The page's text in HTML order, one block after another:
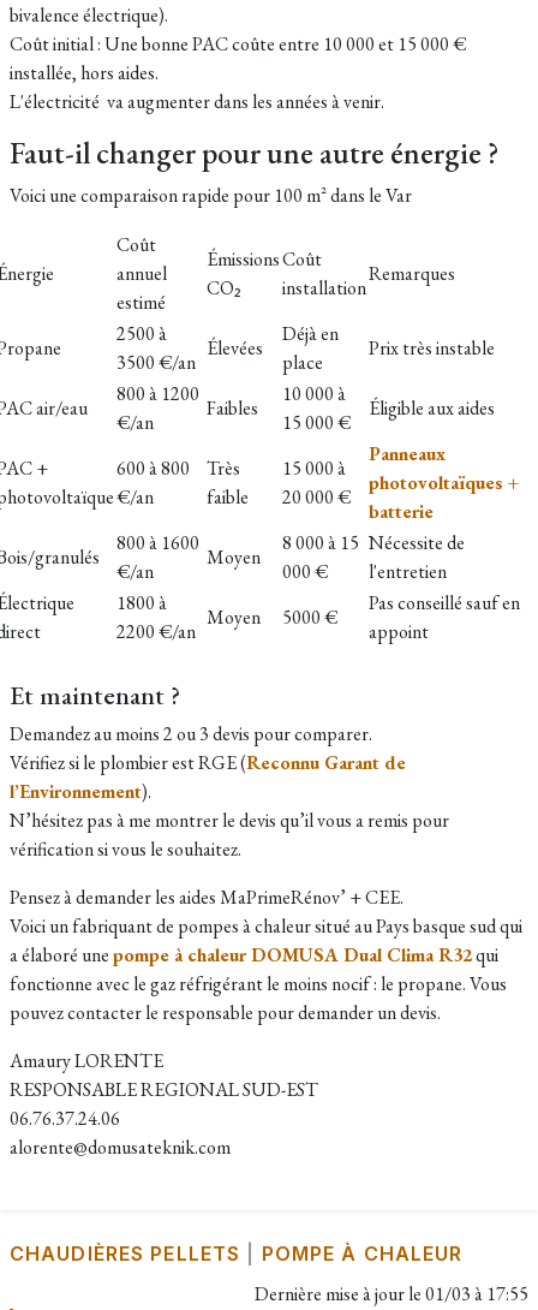
bivalence électrique).
Coût initial : Une bonne PAC coûte entre 10 000 et 15 000 €
installée, hors aides.
L'électricité va augmenter dans les années à venir.
Faut-il changer pour une autre énergie ?
Voici une comparaison rapide pour 100 m² dans le Var
Coût
annuel
estimé
Émissions
CO₂
Coût
installation
Remarques
2500 à
3500 €/an
Élevées
Déjà en
place
Prix très instable
air/eau
800 à 1200
€/an
Faibles
10 000 à
15 000 €
Éligible aux aides
+
600 à 800
€/an
Très
faible
15 000 à
20 000 €
Panneaux
photovoltaïques +
batterie
granulés
800 à 1600
€/an
Moyen
8 000 à 15
000 €
Nécessite de
l'entretien
1800 à
2200 €/an
Moyen 5000 €
Pas conseillé sauf en
appoint
Et maintenant ?
Demandez au moins 2 ou 3 devis pour comparer.
Vérifiez si le plombier est RGE (Reconnu Garant de
l’Environnement).
N’hésitez pas à me montrer le devis qu’il vous a remis pour
vérification si vous le souhaitez.
Pensez à demander les aides MaPrimeRénov’ + CEE.
Voici un fabriquant de pompes à chaleur situé au Pays basque sud qui
a élaboré unepompe à chaleur DOMUSA Dual Clima R32qui
fonctionne avec le gaz réfrigérant le moins nocif : le propane. Vous
pouvez contacter le responsable pour demander un devis.​
Amaury LORENTE
RESPONSABLE REGIONAL SUD-EST
06.76.37.24.06
alorente@domusateknik.com
CHAUDIÈRES PELLETS POMPE À CHALEUR
Dernière mise à jour le01/03 à 17:55